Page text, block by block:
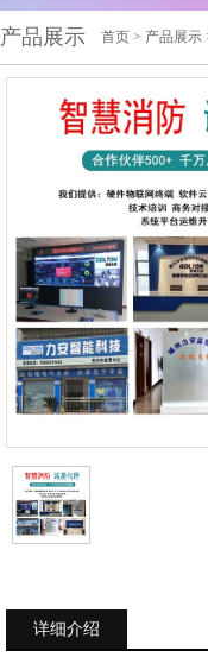
产品展示 首页 > 产品展示
详细介绍